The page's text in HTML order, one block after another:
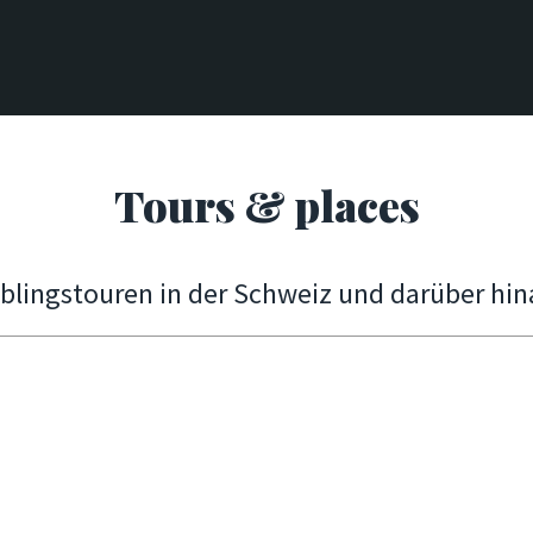
Tours & places
in der Schweiz und darüber